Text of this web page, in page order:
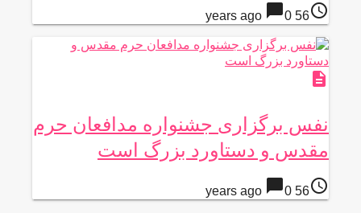
access_time
56 years ago
chat_bubble0
description
نفس برگزاری جشنواره مدافعان حرم
مقدس و دستاورد بزرگ است
access_time
56 years ago
chat_bubble0